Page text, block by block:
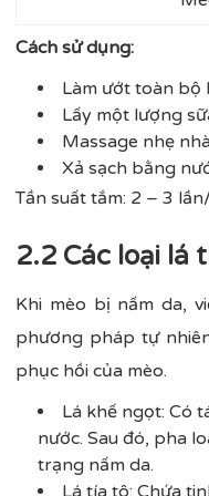
Cách sử dụng:
Làm ướt toàn bộ
Lấy một lượng
Massage nhẹ
Xả sạch bằng
Tần suất tắm: 2 – 3
2.2 Các loại lá
Khi mèo bị nấm da,
phương pháp tự
phục hồi của mèo.
Lá khế ngọt: Có
nước. Sau đó, pha
trạng nấm da.
Lá tía tô: Chứa